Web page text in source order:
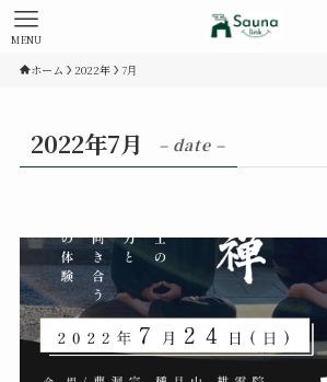
MENU
ホーム 2022年 7月
2022年7月 – date –